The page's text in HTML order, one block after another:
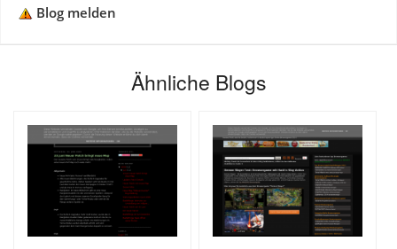
Blog melden
Ähnliche Blogs